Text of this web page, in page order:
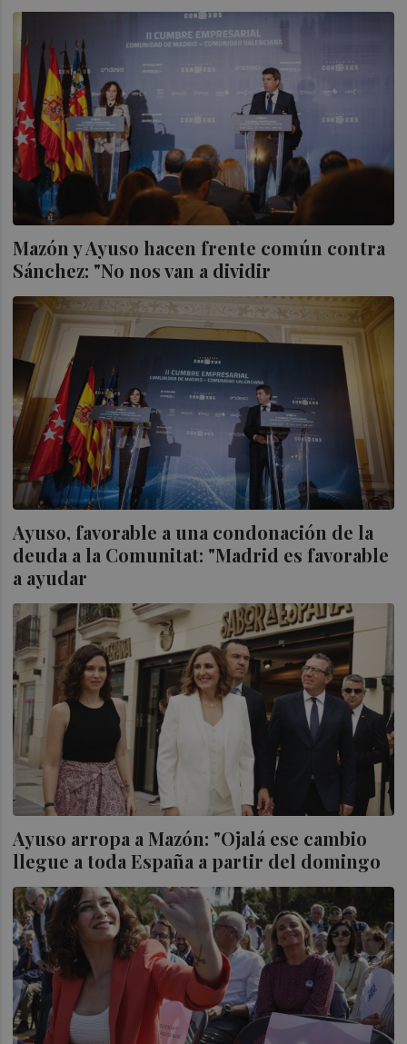
Mazón y Ayuso hacen frente común contra
Sánchez: "No nos van a dividir
Ayuso, favorable a una condonación de la
deuda a la Comunitat: "Madrid es favorable
a ayudar
Ayuso arropa a Mazón: "Ojalá ese cambio
llegue a toda España a partir del domingo